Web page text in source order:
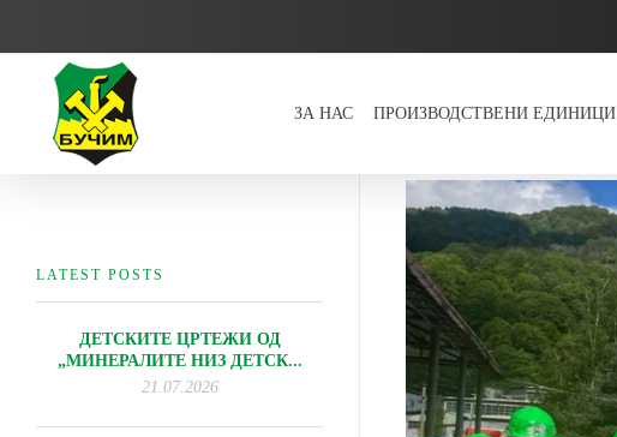
ЗА НАС ПРОИЗВОДСТВЕНИ ЕДИНИЦИ
LATEST POSTS
ДЕТСКИТЕ ЦРТЕЖИ ОД
„МИНЕРАЛИТЕ НИЗ ДЕТСК...
21.07.2026